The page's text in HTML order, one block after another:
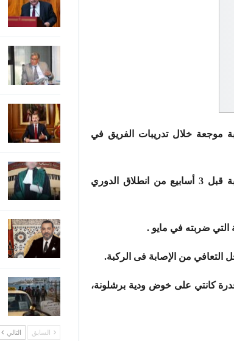
موجعة خلال تدريبات الفريق في
بعد أن تعرض نجولو كانتي لاعب وسط تشيلسي،الى تكرار إصابة الركبة قبل 3 أسابيع من انطلاق الدوري
التي ضربته في مايو .
من الإصابة فى الركبة.
كانتي على خوض ودية برشلونة،
السابق التالي